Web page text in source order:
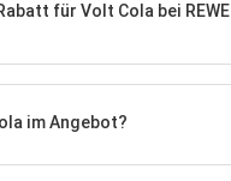
für Volt Cola bei REWE
im Angebot?